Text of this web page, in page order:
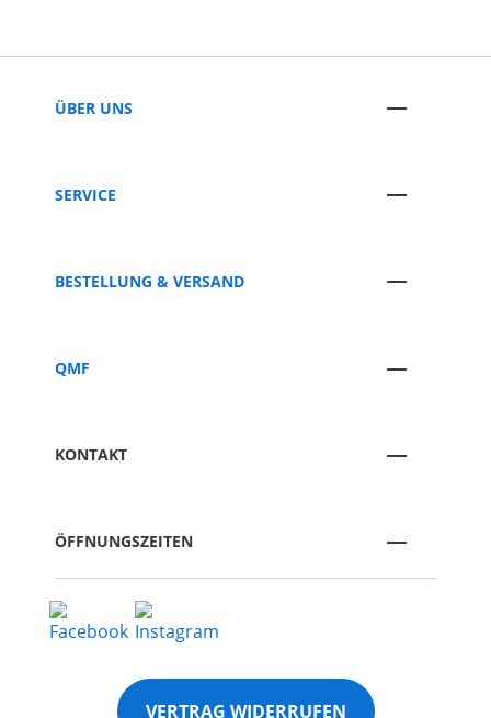
ÜBER UNS
SERVICE
BESTELLUNG & VERSAND
QMF
KONTAKT
ÖFFNUNGSZEITEN
VERTRAG WIDERRUFEN